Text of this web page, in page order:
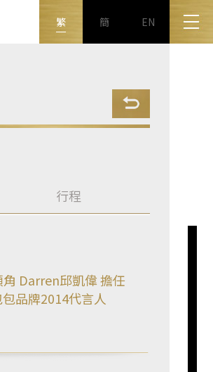
繁 簡 EN
行程
Darren邱凱偉 擔任
品牌2014代言人